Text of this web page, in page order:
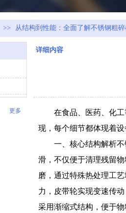
>> 从结构到性能：全面了解不锈钢粗
更多
详细内容
在食品、医药、化
现，每个细节都体现着设
一、核心结构解析
滑，不仅便于清理残留
磨，通过特殊热处理工
力，皮带轮实现变速传
采用渐缩式结构，便于